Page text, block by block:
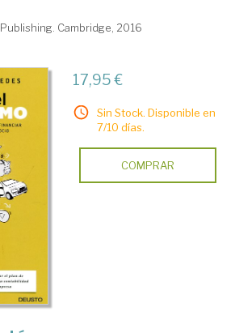
Cambridge, 2016
17,95 €
Sin Stock. Disponible en
7/10 días.
COMPRAR